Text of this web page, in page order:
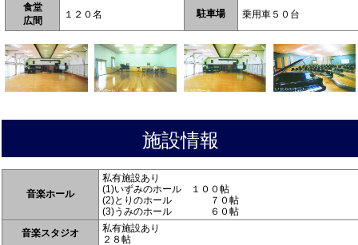
食堂
広間
１２０名 駐車場 乗用車５０台
施設情報
音楽ホール
私有施設あり
(1)いずみのホール １００帖
(2)とりのホール ７０帖
(3)うみのホール ６０帖
音楽スタジオ
私有施設あり
２８帖